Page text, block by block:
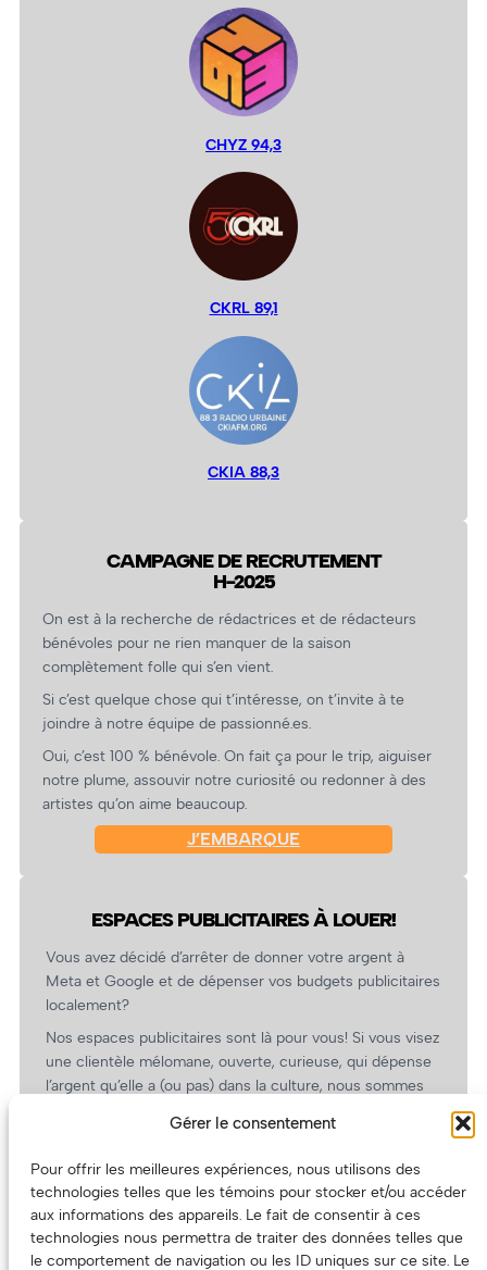
Gérer le consentement
Pour offrir les meilleures expériences, nous utilisons des
technologies telles que les témoins pour stocker et/ou accéder
aux informations des appareils. Le fait de consentir à ces
technologies nous permettra de traiter des données telles que
le comportement de navigation ou les ID uniques sur ce site. Le
CHYZ 94,3
CKRL 89,1
CKIA 88,3
CAMPAGNE DE RECRUTEMENT
H-2025
On est à la recherche de rédactrices et de rédacteurs
bénévoles pour ne rien manquer de la saison
complètement folle qui s’en vient.
Si c’est quelque chose qui t’intéresse, on t’invite à te
joindre à notre équipe de passionné.es.
Oui, c’est 100 % bénévole. On fait ça pour le trip, aiguiser
notre plume, assouvir notre curiosité ou redonner à des
artistes qu’on aime beaucoup.
J’EMBARQUE
ESPACES PUBLICITAIRES À LOUER!
Vous avez décidé d’arrêter de donner votre argent à
Meta et Google et de dépenser vos budgets publicitaires
localement?
Nos espaces publicitaires sont là pour vous! Si vous visez
une clientèle mélomane, ouverte, curieuse, qui dépense
l’argent qu’elle a (ou pas) dans la culture, nous sommes
revient.
(Oui, on va avoir des tarifs spéciaux pour vous, les
artistes!)